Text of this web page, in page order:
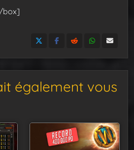
box]
également vous